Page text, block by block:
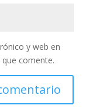
y web en
comente.